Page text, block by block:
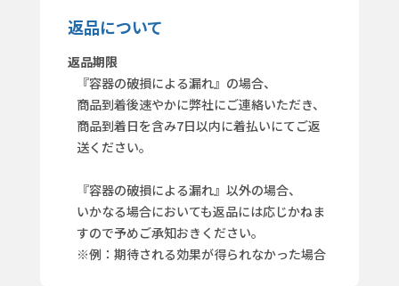
返品について
返品期限
『容器の破損による漏れ』の場合、
商品到着後速やかに弊社にご連絡いただき、
商品到着日を含み7日以内に着払いにてご返
送ください。
『容器の破損による漏れ』以外の場合、
いかなる場合においても返品には応じかねま
すので予めご承知おきください。
※例：期待される効果が得られなかった場合